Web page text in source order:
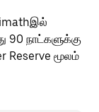
90 நாட்களுக்கு
Reserve மூலம்